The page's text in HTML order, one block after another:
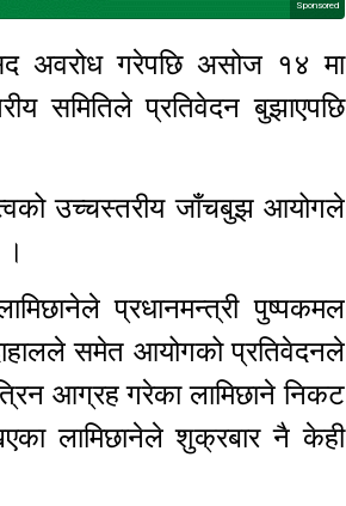
Sponsored
अवरोध गरेपछि असोज १४ मा
समितिले प्रतिवेदन बुझाएपछि
उच्चस्तरीय जाँचबुझ आयोगले
प्रधानमन्त्री पुष्पकमल
समेत आयोगको प्रतिवेदनले
आग्रह गरेका लामिछाने निकट
लामिछानेले शुक्रबार नै केही